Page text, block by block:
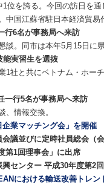
位を誇る。今回の訪日を
中国江蘇省駐日本経済貿
行6名が事務局へ来訪
。同市は本年5月15日に
能実習生を選抜
社と共にベトナム・ホー
一行5名が事務局へ来訪
情報交換。
業マッチング会」を開催
議並びに定時社員総会（
第1回理事会」に出席
センター 平成30年度第2
における輸送改善トレン